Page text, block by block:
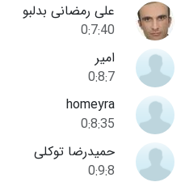
علی رمضانی بدلبو
0:7:40
امیر
0:8:7
homeyra
0:8:35
حمیدرضا توکلی
0:9:8